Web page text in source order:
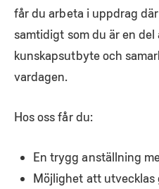
får du arbeta i uppdrag
samtidigt som du är en
kunskapsutbyte och
vardagen.
Hos oss får du:
En trygg anställning
Möjlighet att utvecklas